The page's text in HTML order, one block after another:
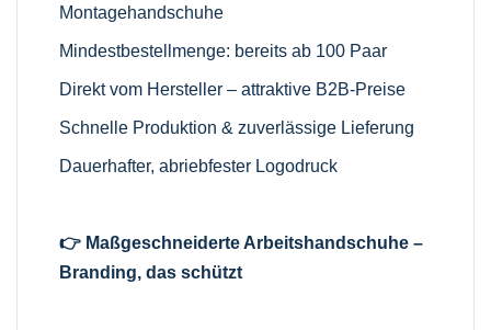
Montagehandschuhe
Mindestbestellmenge: bereits ab 100 Paar
Direkt vom Hersteller – attraktive B2B-Preise
Schnelle Produktion & zuverlässige Lieferung
Dauerhafter, abriebfester Logodruck
👉 Maßgeschneiderte Arbeitshandschuhe –
Branding, das schützt